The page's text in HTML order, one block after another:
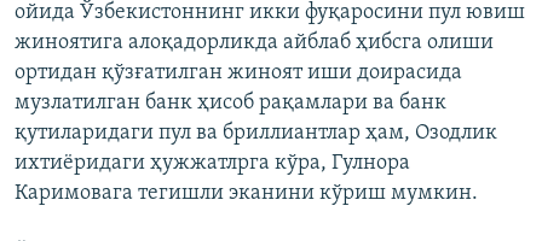
ойида Ўзбекистоннинг икки фуқаросини пул ювиш
жиноятига алоқадорликда айблаб ҳибсга олиши
ортидан қўзғатилган жиноят иши доирасида
музлатилган банк ҳисоб рақамлари ва банк
қутиларидаги пул ва бриллиантлар ҳам, Озодлик
ихтиёридаги ҳужжатлрга кўра, Гулнора
Каримовага тегишли эканини кўриш мумкин.